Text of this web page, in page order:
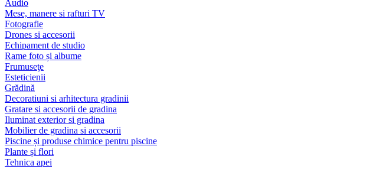
Audio
Mese, manere si rafturi TV
Fotografie
Drones si accesorii
Echipament de studio
Rame foto și albume
Frumuseţe
Esteticienii
Grădină
Decoratiuni si arhitectura gradinii
Gratare si accesorii de gradina
Iluminat exterior si gradina
Mobilier de gradina si accesorii
Piscine și produse chimice pentru piscine
Plante și flori
Tehnica apei